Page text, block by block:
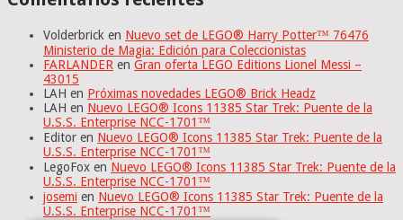
Volderbrick en Nuevo set de LEGO® Harry Potter™ 76476
Ministerio de Magia: Edición para Coleccionistas
FARLANDER en Gran oferta LEGO Editions Lionel Messi –
43015
LAH en Próximas novedades LEGO® Brick Headz
LAH en Nuevo LEGO® Icons 11385 Star Trek: Puente de la
U.S.S. Enterprise NCC-1701™
Editor en Nuevo LEGO® Icons 11385 Star Trek: Puente de la
U.S.S. Enterprise NCC-1701™
LegoFox en Nuevo LEGO® Icons 11385 Star Trek: Puente de la
U.S.S. Enterprise NCC-1701™
josemi en Nuevo LEGO® Icons 11385 Star Trek: Puente de la
U.S.S. Enterprise NCC-1701™